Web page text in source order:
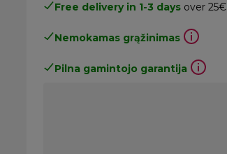
Free delivery in 1-3 days over 25€
Nemokamas grąžinimas
Pilna gamintojo garantija